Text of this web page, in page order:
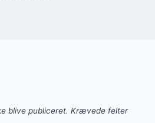
blive publiceret. Krævede felter